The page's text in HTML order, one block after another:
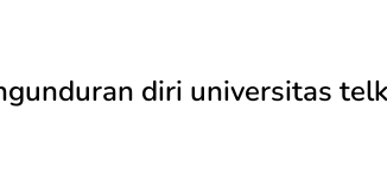
diri universitas